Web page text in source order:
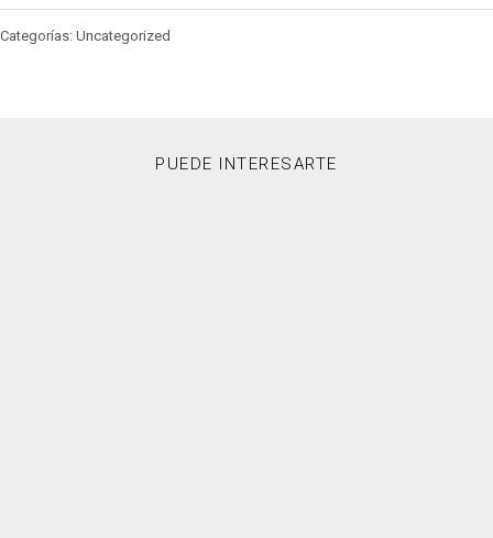
Categorías: Uncategorized
PUEDE INTERESARTE